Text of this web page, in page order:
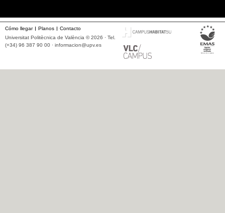
Cómo llegar Planos
Contacto
Universitat Politècnica de València © 2026 · Tel.
(+34) 96 387 90 00 · informacion@upv.es